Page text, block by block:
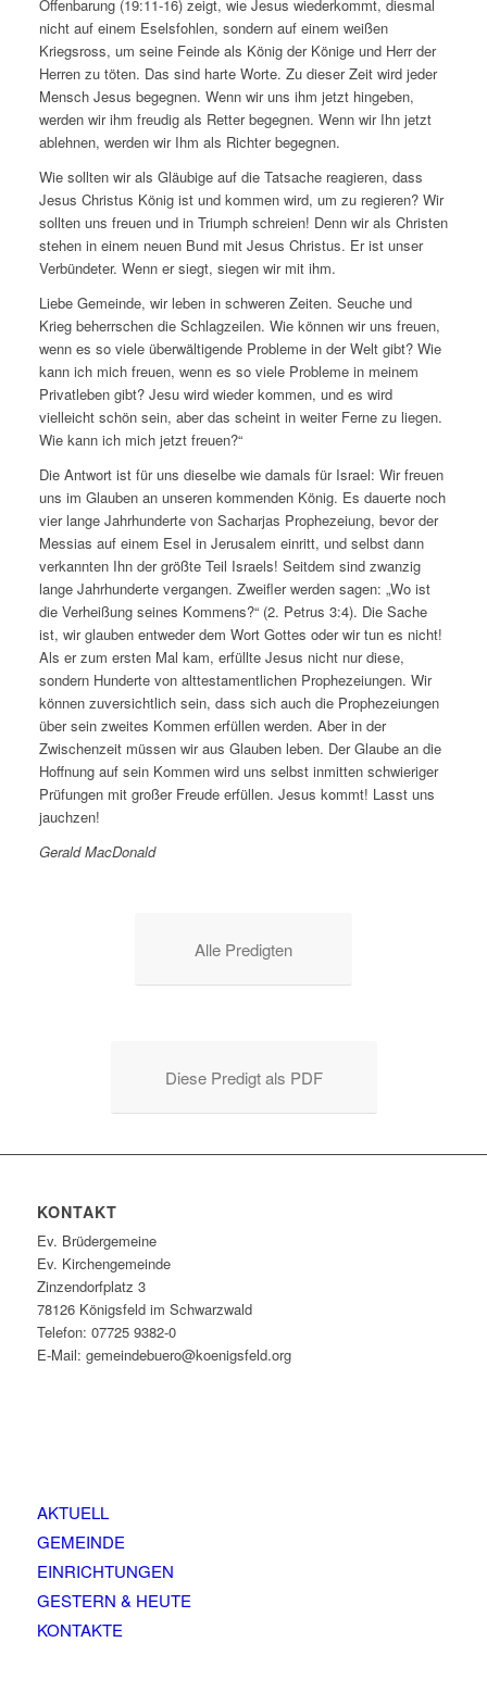
Offenbarung (19:11-16) zeigt, wie Jesus wiederkommt, diesmal
nicht auf einem Eselsfohlen, sondern auf einem weißen
Kriegsross, um seine Feinde als König der Könige und Herr der
Herren zu töten. Das sind harte Worte. Zu dieser Zeit wird jeder
Mensch Jesus begegnen. Wenn wir uns ihm jetzt hingeben,
werden wir ihm freudig als Retter begegnen. Wenn wir Ihn jetzt
ablehnen, werden wir Ihm als Richter begegnen.
Wie sollten wir als Gläubige auf die Tatsache reagieren, dass
Jesus Christus König ist und kommen wird, um zu regieren? Wir
sollten uns freuen und in Triumph schreien! Denn wir als Christen
stehen in einem neuen Bund mit Jesus Christus. Er ist unser
Verbündeter. Wenn er siegt, siegen wir mit ihm.
Liebe Gemeinde, wir leben in schweren Zeiten. Seuche und
Krieg beherrschen die Schlagzeilen. Wie können wir uns freuen,
wenn es so viele überwältigende Probleme in der Welt gibt? Wie
kann ich mich freuen, wenn es so viele Probleme in meinem
Privatleben gibt? Jesu wird wieder kommen, und es wird
vielleicht schön sein, aber das scheint in weiter Ferne zu liegen.
Wie kann ich mich jetzt freuen?“
Die Antwort ist für uns dieselbe wie damals für Israel: Wir freuen
uns im Glauben an unseren kommenden König. Es dauerte noch
vier lange Jahrhunderte von Sacharjas Prophezeiung, bevor der
Messias auf einem Esel in Jerusalem einritt, und selbst dann
verkannten Ihn der größte Teil Israels! Seitdem sind zwanzig
lange Jahrhunderte vergangen. Zweifler werden sagen: „Wo ist
die Verheißung seines Kommens?“ (2. Petrus 3:4). Die Sache
ist, wir glauben entweder dem Wort Gottes oder wir tun es nicht!
Als er zum ersten Mal kam, erfüllte Jesus nicht nur diese,
sondern Hunderte von alttestamentlichen Prophezeiungen. Wir
können zuversichtlich sein, dass sich auch die Prophezeiungen
über sein zweites Kommen erfüllen werden. Aber in der
Zwischenzeit müssen wir aus Glauben leben. Der Glaube an die
Hoffnung auf sein Kommen wird uns selbst inmitten schwieriger
Prüfungen mit großer Freude erfüllen. Jesus kommt! Lasst uns
jauchzen!
Gerald MacDonald
Alle Predigten
Diese Predigt als PDF
KONTAKT
Ev. Brüdergemeine
Ev. Kirchengemeinde
Zinzendorfplatz 3
78126 Königsfeld im Schwarzwald
Telefon: 07725 9382-0
E-Mail: gemeindebuero@koenigsfeld.org
AKTUELL
GEMEINDE
EINRICHTUNGEN
GESTERN & HEUTE
KONTAKTE